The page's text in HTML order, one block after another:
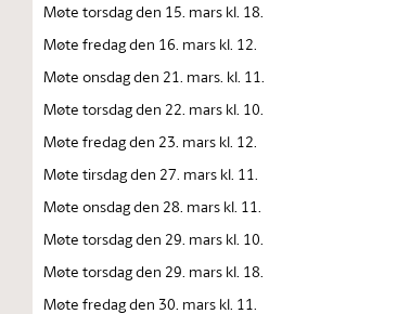
Møte torsdag den 15. mars kl. 18.
Møte fredag den 16. mars kl. 12.
Møte onsdag den 21. mars. kl. 11.
Møte torsdag den 22. mars kl. 10.
Møte fredag den 23. mars kl. 12.
Møte tirsdag den 27. mars kl. 11.
Møte onsdag den 28. mars kl. 11.
Møte torsdag den 29. mars kl. 10.
Møte torsdag den 29. mars kl. 18.
Møte fredag den 30. mars kl. 11.